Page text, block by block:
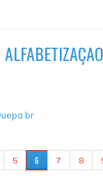
5 6 7 8